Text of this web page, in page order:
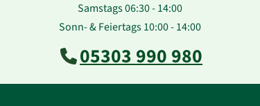
Samstags 06:30 - 14:00
Sonn- & Feiertags 10:00 - 14:00
05303 990 980